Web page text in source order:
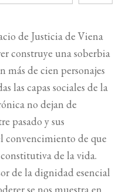
de Justicia de Viena
construye una soberbia
más de cien personajes
las capas sociales de la
no dejan de
pasado y sus
convencimiento de que
de la vida.
de la dignidad esencial